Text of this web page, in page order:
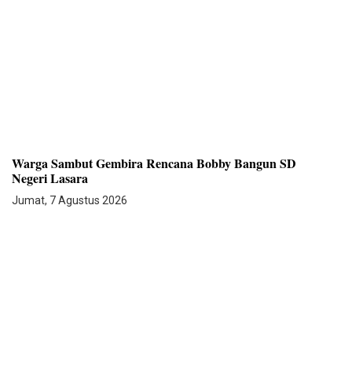
Warga Sambut Gembira Rencana Bobby Bangun SD
Negeri Lasara
Jumat, 7 Agustus 2026